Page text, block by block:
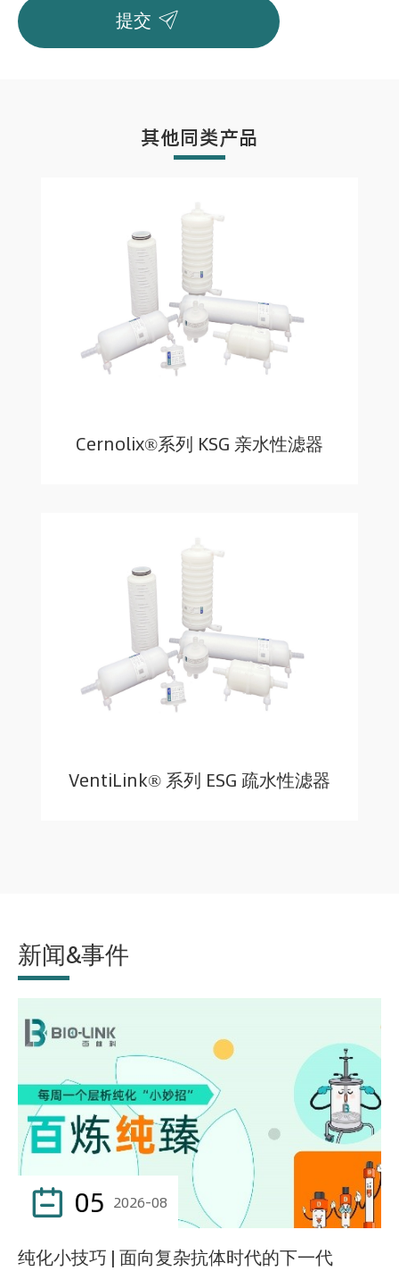
提交 
其他同类产品
Cernolix®系列 KSG 亲水性滤器
VentiLink® 系列 ESG 疏水性滤器
新闻&事件
 05 2026-08
纯化小技巧 | 面向复杂抗体时代的下一代